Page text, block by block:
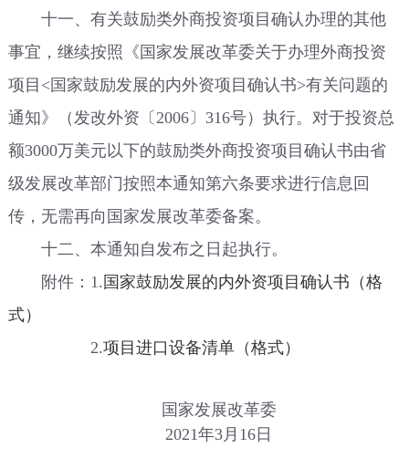
十一、有关鼓励类外商投资项目确认办理的其他
事宜，继续按照《国家发展改革委关于办理外商投资
项目<国家鼓励发展的内外资项目确认书>有关问题的
通知》（发改外资〔2006〕316号）执行。对于投资总
额3000万美元以下的鼓励类外商投资项目确认书由省
级发展改革部门按照本通知第六条要求进行信息回
传，无需再向国家发展改革委备案。
十二、本通知自发布之日起执行。
附件：1. 国家鼓励发展的内外资项目确认书（格
式）
2.项目进口设备清单（格式）
国家发展改革委
2021年3月16日